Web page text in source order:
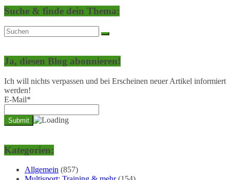
Suche & finde dein Thema:
Ja, diesen Blog abonnieren!
Ich will nichts verpassen und bei Erscheinen neuer Artikel informiert
werden!
E-Mail*
Kategorien:
Allgemein (857)